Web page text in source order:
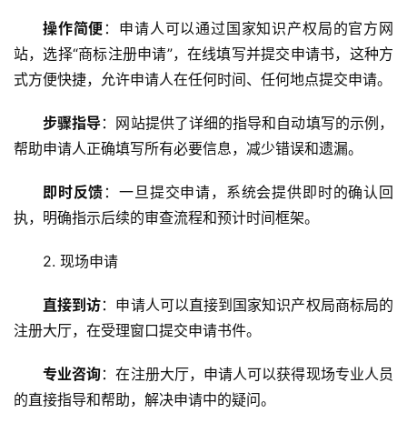
操作简便 ：申请人可以通过国家知识产权局的官方网
站，选择“商标注册申请”，在线填写并提交申请书，这种方
式方便快捷，允许申请人在任何时间、任何地点提交申请。
步骤指导：网站提供了详细的指导和自动填写的示例，
帮助申请人正确填写所有必要信息，减少错误和遗漏。
即时反馈 ：一旦提交申请，系统会提供即时的确认回
执，明确指示后续的审查流程和预计时间框架。
2. 现场申请
直接到访：申请人可以直接到国家知识产权局商标局的
注册大厅，在受理窗口提交申请书件。
专业咨询：在注册大厅，申请人可以获得现场专业人员
的直接指导和帮助，解决申请中的疑问。